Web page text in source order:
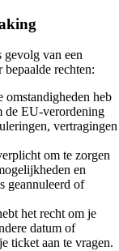
van een
rechten:
heb
de EU-verordening
vertragingen
om te zorgen
en
geannuleerd of
het recht om je
datum of
ticket aan te vragen.